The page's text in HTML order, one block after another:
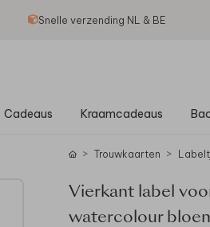
Snelle verzending NL & BE
Cadeaus Kraamcadeaus
Trouwkaarten
Vierkant label
watercolour